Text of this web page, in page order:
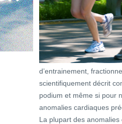
d’entrainement,
scientifiquement décrit
podium et même si pour
anomalies cardiaques
La plupart des